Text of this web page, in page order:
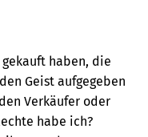
gekauft haben, die
Geist aufgegeben
Verkäufer oder
habe ich?